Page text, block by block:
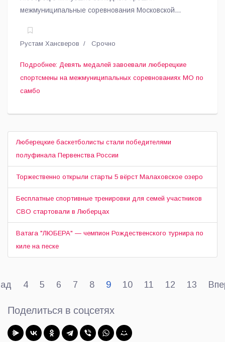
межмуниципальные соревнования Московской
Восток).
Рустам Хансверов Срочно
Подробнее: Девять медалей завоевали люберецкие
спортсмены на межмуниципальных соревнованиях МО по
самбо
Люберецкие баскетболисты стали победителями
полуфинала Первенства России
Торжественно открыли старты 5 вёрст Малаховское озеро
Бесплатные спортивные тренировки для семей участников
СВО стартовали в Люберцах
Ватага "ЛЮБЕРА" — чемпион Рождественского турнира по
киле на песке
4 5 6 7 8 9 10 11 12 13
Поделиться в соцсетях